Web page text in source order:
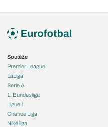
Soutěže
Premier League
LaLiga
Serie A
1. Bundesliga
Ligue 1
Chance Liga
Niké liga